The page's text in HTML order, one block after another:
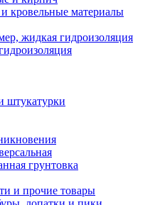
кровельные материалы
жидкая гидроизоляция
штукатурки
грунтовка
и прочие товары